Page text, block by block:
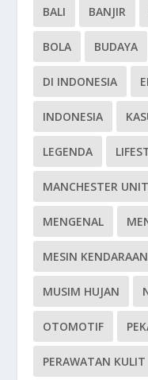
BALI BANJIR
BOLA BUDAYA
DI INDONESIA
INDONESIA
LEGENDA
MANCHESTER
MENGENAL
MESIN KENDARAAN
MUSIM HUJAN
OTOMOTIF
PERAWATAN KULIT